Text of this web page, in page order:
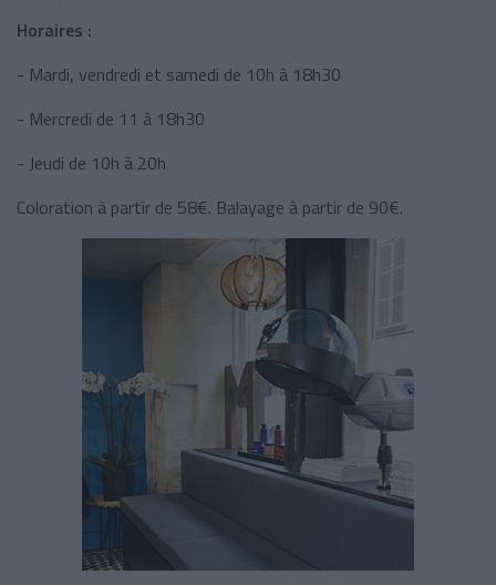
Horaires :
- Mardi, vendredi et samedi de 10h à 18h30
- Mercredi de 11 à 18h30
- Jeudi de 10h à 20h
Coloration à partir de 58€. Balayage à partir de 90€.